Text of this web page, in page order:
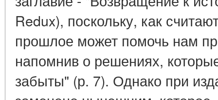
Redux), поскольку, как
прошлое может помочь нам
напомнив о решениях,
забыты" (р. 7). Однако при